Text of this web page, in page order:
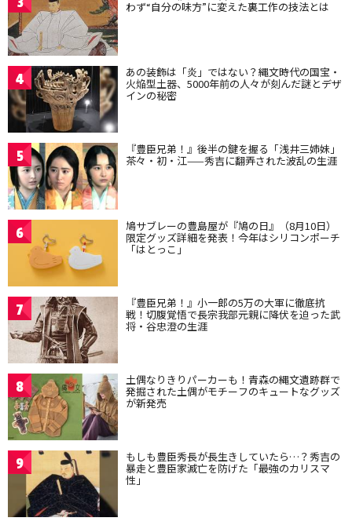
わず“自分の味方”に変えた裏工作の技法とは
4 あの装飾は「炎」ではない？縄文時代の国宝・
火焔型土器、5000年前の人々が刻んだ謎とデザ
インの秘密
5 『豊臣兄弟！』後半の鍵を握る「浅井三姉妹」
茶々・初・江——秀吉に翻弄された波乱の生涯
6 鳩サブレーの豊島屋が『鳩の日』（8月10日）
限定グッズ詳細を発表！今年はシリコンポーチ
「はとっこ」
7 『豊臣兄弟！』小一郎の5万の大軍に徹底抗
戦！切腹覚悟で長宗我部元親に降伏を迫った武
将・谷忠澄の生涯
8 土偶なりきりパーカーも！青森の縄文遺跡群で
発掘された土偶がモチーフのキュートなグッズ
が新発売
9 もしも豊臣秀長が長生きしていたら…？秀吉の
暴走と豊臣家滅亡を防げた「最強のカリスマ
性」